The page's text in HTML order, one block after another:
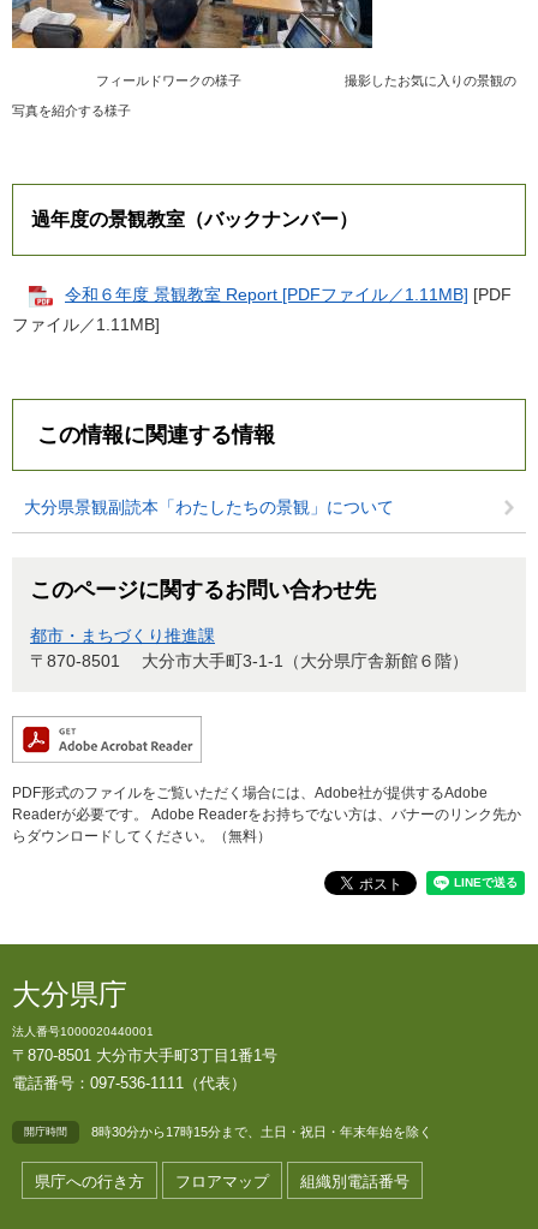
フィールドワークの様子 撮影したお気に入りの景観の
写真を紹介する様子
過年度の景観教室（バックナンバー）
令和６年度 景観教室 Report [PDFファイル／1.11MB] [PDF
ファイル／1.11MB]
この情報に関連する情報
大分県景観副読本「わたしたちの景観」について
このページに関するお問い合わせ先
都市・まちづくり推進課
〒870-8501
大分市大手町3-1-1（大分県庁舎新館６階）
PDF形式のファイルをご覧いただく場合には、Adobe社が提供するAdobe
Readerが必要です。
Adobe Readerをお持ちでない方は、バナーのリンク先か
らダウンロードしてください。（無料）
大分県庁
法人番号1000020440001
〒870-8501 大分市大手町3丁目1番1号
電話番号：097-536-1111（代表）
開庁時間 8時30分から17時15分まで、土日・祝日・年末年始を除く
県庁への行き方 フロアマップ 組織別電話番号